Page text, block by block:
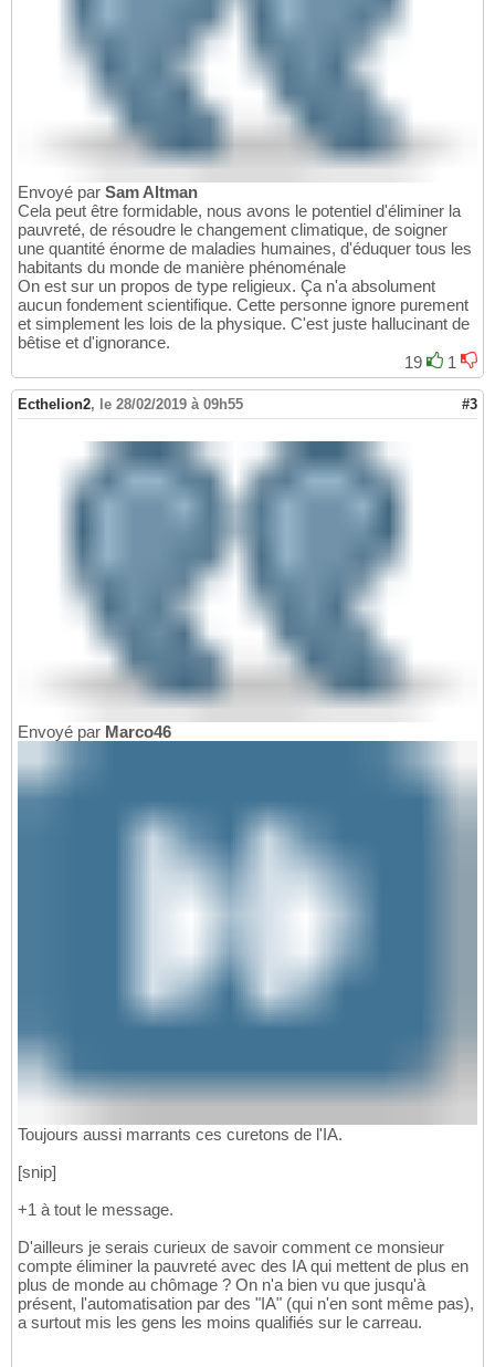
Envoyé par Sam Altman
Cela peut être formidable, nous avons le potentiel d'éliminer la
pauvreté, de résoudre le changement climatique, de soigner
une quantité énorme de maladies humaines, d'éduquer tous les
habitants du monde de manière phénoménale
On est sur un propos de type religieux. Ça n'a absolument
aucun fondement scientifique. Cette personne ignore purement
et simplement les lois de la physique. C'est juste hallucinant de
bêtise et d'ignorance.
19
1
Ecthelion2, le 28/02/2019 à 09h55 #3
Envoyé par Marco46
Toujours aussi marrants ces curetons de l'IA.
[snip]
+1 à tout le message.
D'ailleurs je serais curieux de savoir comment ce monsieur
compte éliminer la pauvreté avec des IA qui mettent de plus en
plus de monde au chômage ? On n'a bien vu que jusqu'à
présent, l'automatisation par des "IA" (qui n'en sont même pas),
a surtout mis les gens les moins qualifiés sur le carreau.